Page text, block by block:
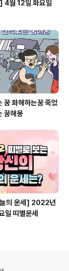
4월 12일 화요일
꿈 화해하는꿈 죽었
꿈해몽
의 운세] 2022년
띠별운세